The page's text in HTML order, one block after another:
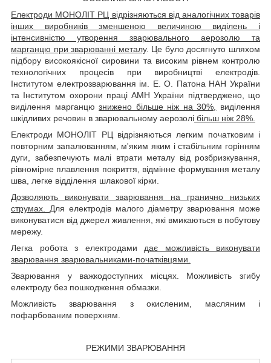
Електроди МОНОЛІТ РЦ відрізняються від аналогічних товарів
інших виробників зменшеною величиною виділень і
інтенсивністю утворення зварювального аерозолю та
марганцю при зварюванні металу. Це було досягнуто шляхом
підбору високоякісної сировини та високим рівнем контролю
технологічних процесів при виробництві електродів.
Інститутом електрозварювання ім. Е. О. Патона НАН України
та Інститутом охорони праці АМН України підтверджено, що
виділення марганцюзнижено більше ніж на 30%,
виділення
шкідливих речовин в зварювальному аерозолі більш ніж 28%.
Електроди МОНОЛІТ РЦ відрізняються легким початковим і
повторним запалюванням, м'яким яким і стабільним горінням
дуги, забезпечують малі втрати металу від розбризкування,
рівномірне плавлення покриття, відмінне формування металу
шва, легке відділення шлакової кірки.
Дозволяють виконувати зварювання на гранично низьких
струмах. Для електродів малого діаметру зварювання може
виконуватися від джерел живлення, які вмикаються в побутову
мережу.
Легка робота з електродами дає можливість виконувати
зварювання зварювальниками-початківцями.
Зварювання у важкодоступних місцях. Можливість згибу
електроду без пошкодження обмазки.
Можливість зварювання з окисленим, масляним і
пофарбованим поверхням.
РЕЖИМИ ЗВАРЮВАННЯ